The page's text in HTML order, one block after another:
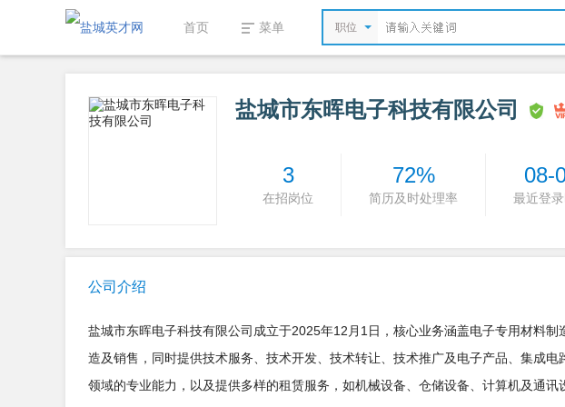
首页 菜单 职位
盐城市东晖电子科技有限公司
3
在招岗位
72%
简历及时处理率
08-
最近登
公司介绍
盐城市东晖电子科技有限公司成立于2025年12月1日，核心业务涵盖电子专用材料
造及销售，同时提供技术服务、技术开发、技术转让、技术推广及电子产品、集成
领域的专业能力，以及提供多样的租赁服务，如机械设备、仓储设备、计算机及通讯